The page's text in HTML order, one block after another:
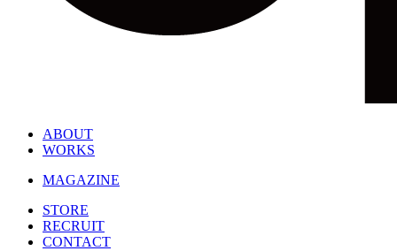
ABOUT
WORKS
MAGAZINE
STORE
RECRUIT
CONTACT